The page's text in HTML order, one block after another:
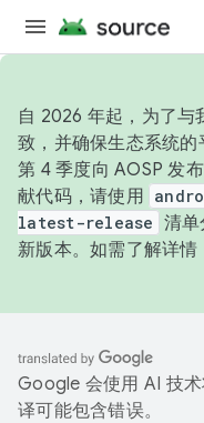
自 2026 年起，为了与
致，并确保生态系统
第 4 季度向 AOSP 发
献代码，请使用
latest-release 清单
新版本。如需了解详情
Google 会使用 AI 技
译可能包含错误。